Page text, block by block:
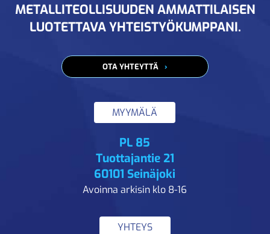
METALLITEOLLISUUDEN AMMATTILAISEN
LUOTETTAVA YHTEISTYÖKUMPPANI.
OTA YHTEYTTÄ
MYYMÄLÄ
PL 85
Tuottajantie 21
60101 Seinäjoki
Avoinna arkisin klo 8-16
YHTEYS